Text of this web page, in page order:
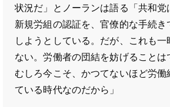
状況だ」とノーランは語る「共和党
新規労組の認証を、官僚的な手続き
しようとしている。だが、これも
ない。労働者の団結を妨げることは
むしろ今こそ、かつてないほど労
ている時代なのだから」